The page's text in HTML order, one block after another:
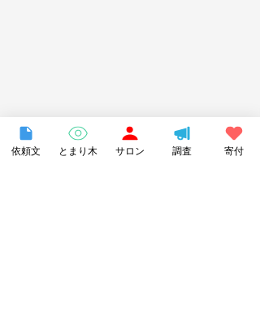
依頼文 とまり木 サロン 調査 寄付